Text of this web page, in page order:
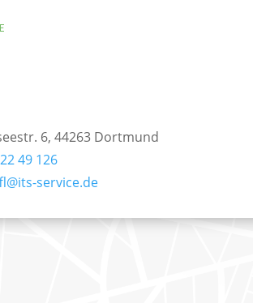
6, 44263 Dortmund
49 126
service.de